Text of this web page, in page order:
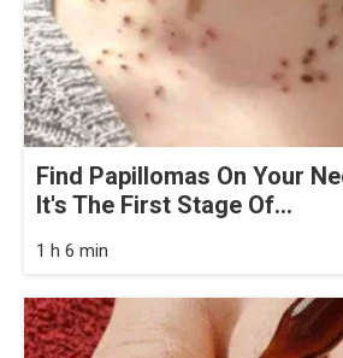
Find Papillomas On Your
It's The First Stage Of...
1 h 6 min